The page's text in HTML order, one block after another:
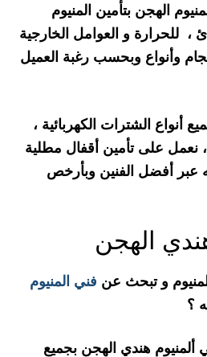
الهجن بتأمين المنيوم
للحرارة و العوامل الخارجية
وأنواع وبحسب رغبة العميل
أنواع الشترات الكهربائية ،
، نعمل على تأمين أقفال مطلية
عبر أفضل الفنين وبأرخص
الهجن
و تبحث عن فني المنيوم
؟
ألمنيوم هندي الهجن بجميع